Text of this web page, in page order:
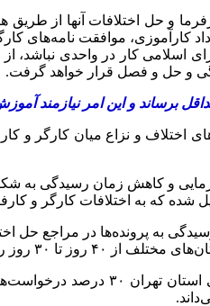
کارآموزی، موافقت
اسلامی کار در واحدی
و حل و فصل قرار خواهد گرفت.
برساند و این امر نیازمند
اختلاف و نزاع میان کارگر
و کاهش زمان رسیدگی به
که به اختلافات کارگر و
در این راستا،‌ بهزاد سام